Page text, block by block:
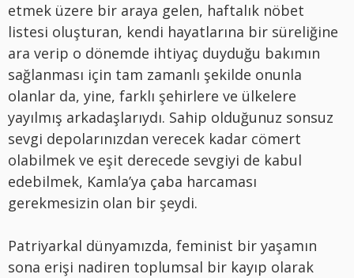
etmek üzere bir araya gelen, haftalık nöbet
listesi oluşturan, kendi hayatlarına bir süreliğine
ara verip o dönemde ihtiyaç duyduğu bakımın
sağlanması için tam zamanlı şekilde onunla
olanlar da, yine, farklı şehirlere ve ülkelere
yayılmış arkadaşlarıydı. Sahip olduğunuz sonsuz
sevgi depolarınızdan verecek kadar cömert
olabilmek ve eşit derecede sevgiyi de kabul
edebilmek, Kamla’ya çaba harcaması
gerekmesizin olan bir şeydi.
Patriyarkal dünyamızda, feminist bir yaşamın
sona erişi nadiren toplumsal bir kayıp olarak